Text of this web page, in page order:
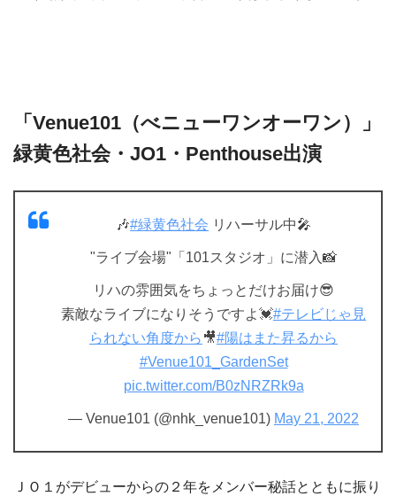
「Venue101（べニューワンオーワン）」
緑黄色社会・JO1・Penthouse出演
🎶#緑黄色社会 リハーサル中🎤
"ライブ会場"「101スタジオ」に潜入📸
リハの雰囲気をちょっとだけお届け😎
素敵なライブになりそうですよ💓#テレビじゃ見
られない角度から 🎥#陽はまた昇るから
#Venue101_GardenSet
pic.twitter.com/B0zNRZRk9a
— Venue101 (@nhk_venue101) May 21, 2022
ＪＯ１がデビューからの２年をメンバー秘話とともに振り